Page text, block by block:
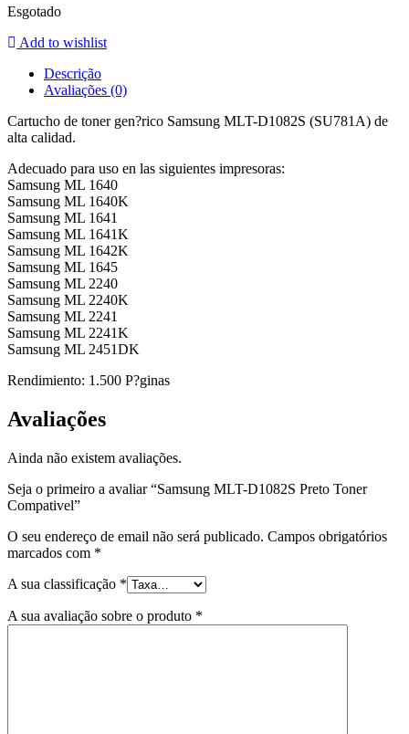
Esgotado
Add to wishlist
Descrição
Avaliações (0)
Cartucho de toner gen?rico Samsung MLT-D1082S (SU781A) de
alta calidad.
Adecuado para uso en las siguientes impresoras:
Samsung ML 1640
Samsung ML 1640K
Samsung ML 1641
Samsung ML 1641K
Samsung ML 1642K
Samsung ML 1645
Samsung ML 2240
Samsung ML 2240K
Samsung ML 2241
Samsung ML 2241K
Samsung ML 2451DK
Rendimiento: 1.500 P?ginas
Avaliações
Ainda não existem avaliações.
Seja o primeiro a avaliar “Samsung MLT-D1082S Preto Toner
Compativel”
O seu endereço de email não será publicado. Campos obrigatórios
marcados com *
A sua classificação *
A sua avaliação sobre o produto *